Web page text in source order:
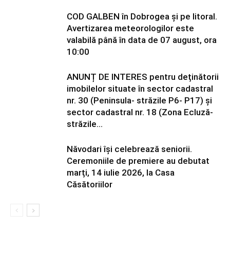
COD GALBEN în Dobrogea și pe litoral.
Avertizarea meteorologilor este
valabilă până în data de 07 august, ora
10:00
ANUNȚ DE INTERES pentru deținătorii
imobilelor situate în sector cadastral
nr. 30 (Peninsula- străzile P6- P17) și
sector cadastral nr. 18 (Zona Ecluză-
străzile...
Năvodari își celebrează seniorii.
Ceremoniile de premiere au debutat
marți, 14 iulie 2026, la Casa
Căsătoriilor